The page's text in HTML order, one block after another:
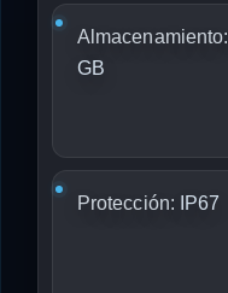
Almacenamiento:
GB
Protección: IP67